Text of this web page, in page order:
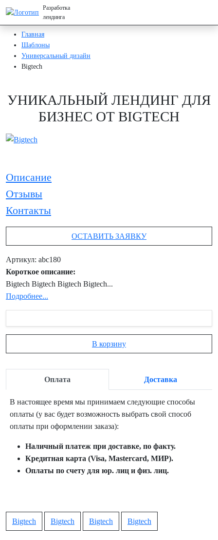
Разработка
лендинга
Главная
Шаблоны
Универсальный дизайн
Bigtech
УНИКАЛЬНЫЙ ЛЕНДИНГ ДЛЯ
БИЗНЕС ОТ BIGTECH
Описание
Отзывы
Контакты
ОСТАВИТЬ ЗАЯВКУ
Артикул: abc180
Короткое описание:
Bigtech Bigtech Bigtech Bigtech...
Подробнее...
В корзину
Оплата Доставка
В настоящее время мы принимаем следующие способы
оплаты (у вас будет возможность выбрать свой способ
оплаты при оформлении заказа):
Наличный платеж при доставке, по факту.
Кредитная карта (Visa, Mastercard, МИР).
Оплаты по счету для юр. лиц и физ. лиц.
Bigtech Bigtech Bigtech Bigtech